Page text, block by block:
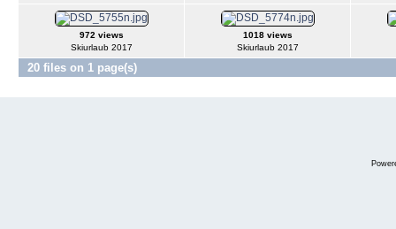
972 views
Skiurlaub 2017
1018 views
Skiurlaub 2017
20 files on 1 page(s)